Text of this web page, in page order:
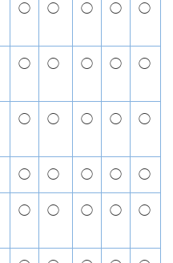
◯ ◯ ◯ ◯ ◯
◯ ◯ ◯ ◯ ◯
◯ ◯ ◯ ◯ ◯
◯ ◯ ◯ ◯ ◯
◯ ◯ ◯ ◯ ◯